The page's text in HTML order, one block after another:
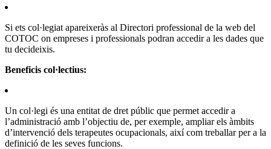
Si ets col·legiat apareixeràs al Directori professional de la web del
COTOC on empreses i professionals podran accedir a les dades que
tu decideixis.
Beneficis col·lectius:
Un col·legi és una entitat de dret públic que permet accedir a
l’administració amb l’objectiu de, per exemple, ampliar els àmbits
d’intervenció dels terapeutes ocupacionals, així com treballar per a la
definició de les seves funcions.